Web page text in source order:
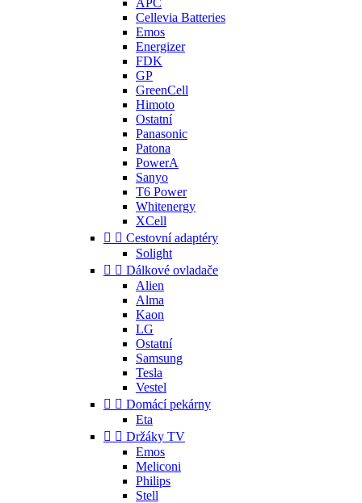
Cellevia Batteries
Emos
Energizer
FDK
GP
GreenCell
Himoto
Ostatní
Panasonic
Patona
PowerA
Sanyo
T6 Power
Whitenergy
XCell
  Cestovní adaptéry
Solight
  Dálkové ovladače
Alien
Alma
Kaon
LG
Ostatní
Samsung
Tesla
Vestel
  Domácí pekárny
Eta
  Držáky TV
Emos
Meliconi
Philips
Stell